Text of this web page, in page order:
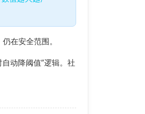
在安全范围。
动降阈值”逻辑。社